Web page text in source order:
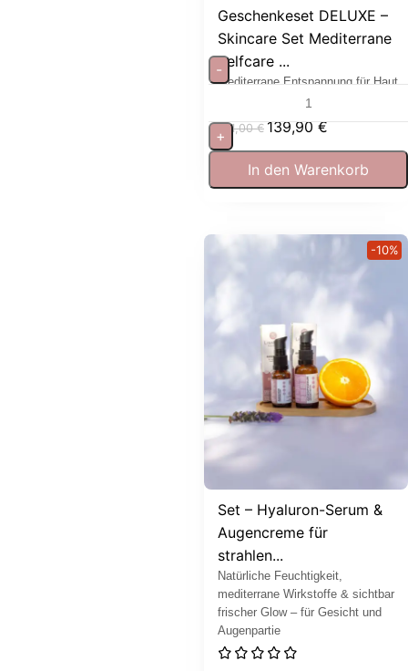
Geschenkeset DELUXE –
Skincare Set Mediterrane
Selfcare ...
Mediterrane Entspannung für Haut
181,00€ 139,90€
-
+
In den Warenkorb
Set – Hyaluron-Serum &
Augencreme für
strahlen...
Natürliche Feuchtigkeit,
mediterrane Wirkstoffe & sichtbar
frischer Glow – für Gesicht und
Augenpartie
-10%